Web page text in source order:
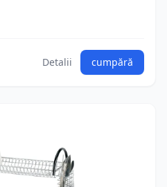
Detalii cumpără